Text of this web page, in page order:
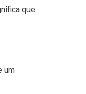
que
um